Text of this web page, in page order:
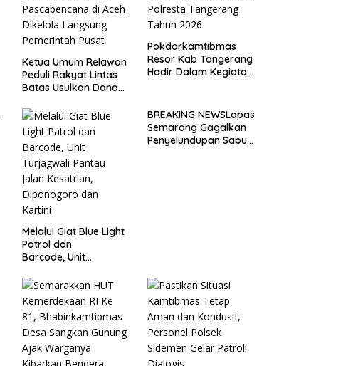
Ketua Umum Relawan
Peduli Rakyat Lintas
Batas Usulkan Dana
Pascabencana di Aceh
Dikelola Langsung
Pemerintah Pusat
Pokdarkamtibmas
Resor Kab Tangerang
Hadir Dalam Kegiatan
Tangerang Tahun
2026
Melalui Giat Blue Light
Patrol dan
Barcode, Unit
Jalan Kesatrian,
Diponogoro dan
Kartini
BREAKING NEWSLapas
Semarang Gagalkan
Penyelundupan Sabu